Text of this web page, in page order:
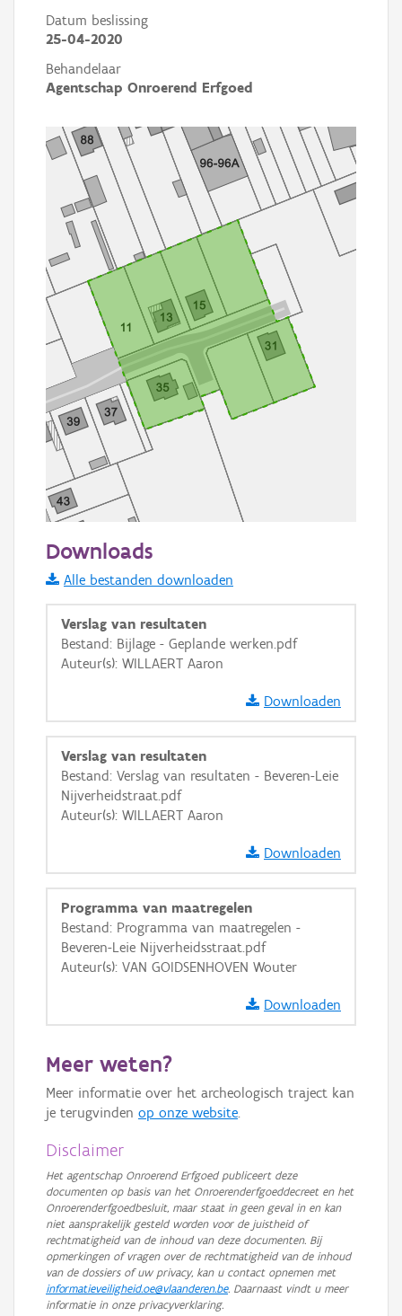
Datum beslissing
25-04-2020
Behandelaar
Agentschap Onroerend Erfgoed
Informatie Vlaanderen
i
+ −
Basis Lagen
Ortho
GRB-Basiskaart in grijswaarden
Downloads
Alle bestanden downloaden
Verslag van resultaten
Bestand: Bijlage - Geplande werken.pdf
Auteur(s): WILLAERT Aaron
Downloaden
Verslag van resultaten
Bestand: Verslag van resultaten - Beveren-Leie
Nijverheidstraat.pdf
Auteur(s): WILLAERT Aaron
Downloaden
Programma van maatregelen
Bestand: Programma van maatregelen -
Beveren-Leie Nijverheidsstraat.pdf
Auteur(s): VAN GOIDSENHOVEN Wouter
Downloaden
Meer weten?
Meer informatie over het archeologisch traject kan
je terugvinden op onze website.
Disclaimer
Het agentschap Onroerend Erfgoed publiceert deze
documenten op basis van het Onroerenderfgoeddecreet en het
Onroerenderfgoedbesluit, maar staat in geen geval in en kan
niet aansprakelijk gesteld worden voor de juistheid of
rechtmatigheid van de inhoud van deze documenten. Bij
opmerkingen of vragen over de rechtmatigheid van de inhoud
van de dossiers of uw privacy, kan u contact opnemen met
informatieveiligheid.oe@vlaanderen.be. Daarnaast vindt u meer
informatie in onze privacyverklaring.